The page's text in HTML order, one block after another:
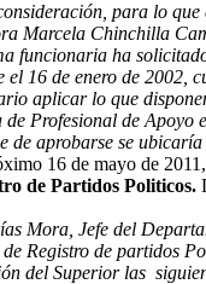
para lo
Marcela Chinchilla
ha
enero de 2002,
aplicar lo que
Profesional de
aprobarse se
16 de mayo de
de Partidos Politicos.
Jefe del
de partidos
del Superior las